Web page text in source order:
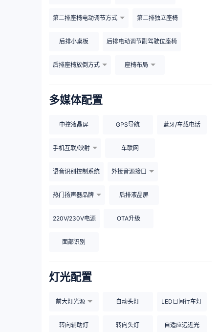
第二排座椅电动调节方式 第二排独立座椅
后排小桌板 后排电动调节副驾驶位座椅
后排座椅放倒方式 座椅布局
多媒体配置
中控液晶屏 GPS导航 蓝牙/车载电话
手机互联/映射 车联网
语音识别控制系统 外接音源接口
热门扬声器品牌 后排液晶屏
220V/230V电源 OTA升级
面部识别
灯光配置
前大灯光源 自动头灯 LED日间行车灯
转向辅助灯 转向头灯 自适应远近光